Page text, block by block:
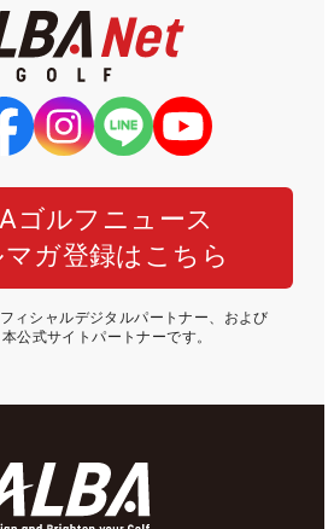
ゴルフニュース
マガ登録はこちら
ィシャルデジタルパートナー、および
公式サイトパートナーです。